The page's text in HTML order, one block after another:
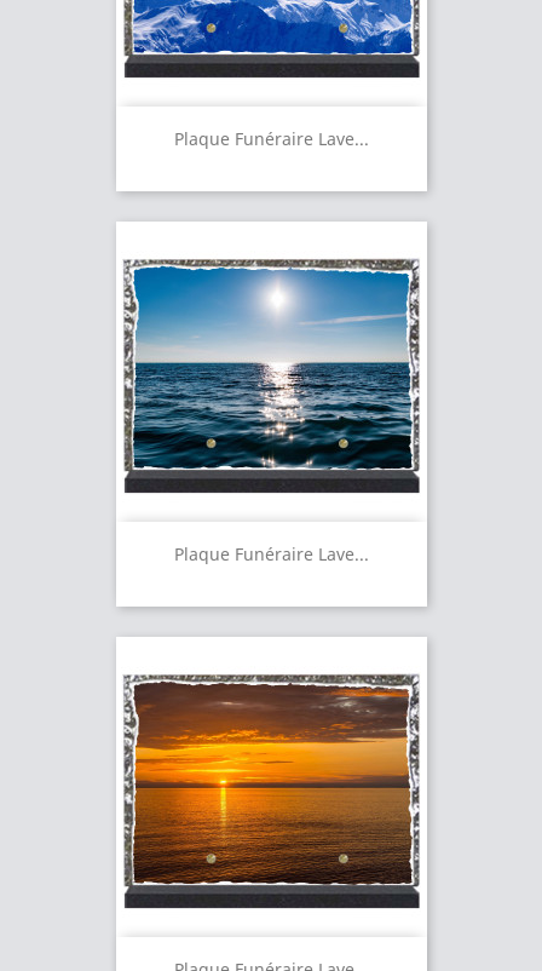
Plaque Funéraire Lave...
Plaque Funéraire Lave...